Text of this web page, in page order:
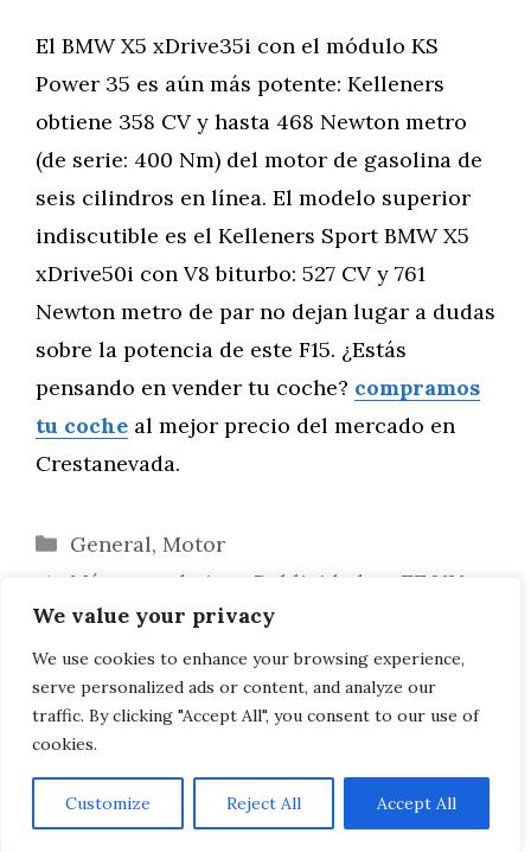
We value your privacy
We use cookies to enhance your browsing experience,
serve personalized ads or content, and analyze our
traffic. By clicking "Accept All", you consent to our use of
cookies.
Customize Reject All Accept All
El BMW X5 xDrive35i con el módulo KS
Power 35 es aún más potente: Kelleners
obtiene 358 CV y hasta 468 Newton metro
(de serie: 400 Nm) del motor de gasolina de
seis cilindros en línea. El modelo superior
indiscutible es el Kelleners Sport BMW X5
xDrive50i con V8 biturbo: 527 CV y 761
Newton metro de par no dejan lugar a dudas
sobre la potencia de este F15. ¿Estás
pensando en vender tu coche? compramos
tu coche al mejor precio del mercado en
Crestanevada.
Categorías
General, Motor
Más que admirar: Publicidad en EE.UU.
del BMW Serie 4 Gran Coupé F36
El BMW 507 de Elvis Presley vuelve a
Munich
AVISO LEGAL, POLITICA DE PRIVACIDAD, COOKIES